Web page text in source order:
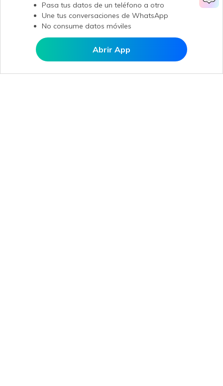
Abrir en MobileTrans
Pasa tus datos de un teléfono a otro
Une tus conversaciones de WhatsApp
No consume datos móviles
Abrir App